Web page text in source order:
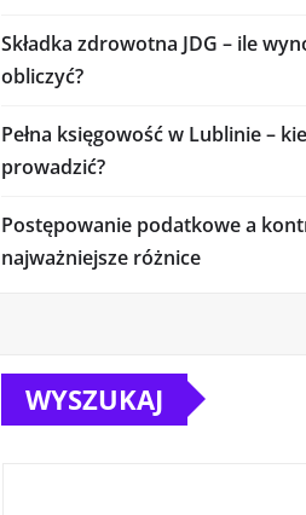
Składka zdrowotna JDG – ile
obliczyć?
Pełna księgowość w Lublinie –
prowadzić?
Postępowanie podatkowe a
najważniejsze różnice
WYSZUKAJ